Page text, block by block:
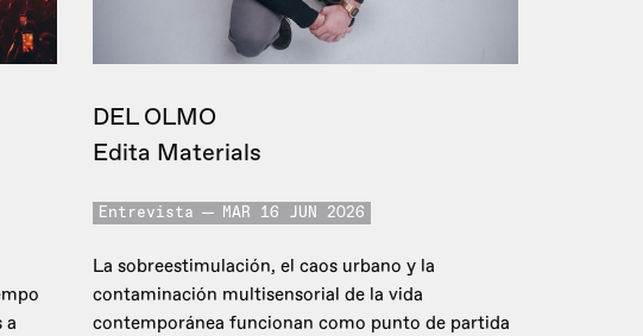
a
DEL OLMO
Edita Materials
Entrevista MAR 16 JUN 2026
La sobreestimulación, el caos urbano y la
contaminación multisensorial de la vida
contemporánea funcionan como punto de partida